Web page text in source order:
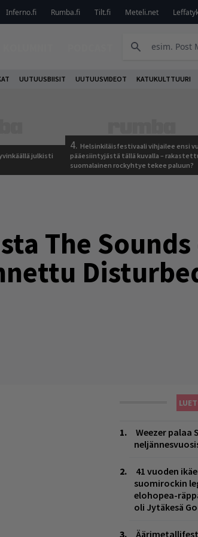
Inferno.fi Rumba.fi Tilt.fi Meteli.net
UUTUUSBIISIT UUTUUSVIDEOT KATUKULTTUURI
julkisti
4. Helsinkiläisfestivaali vihjailee ensi
pääesiintyjästä tällä kuvalla –
suomalainen rockyhtye tekee paluun?
The
Weezer palaa
41 vuoden
suomirockin
elohopea-
oli Jytäkesä